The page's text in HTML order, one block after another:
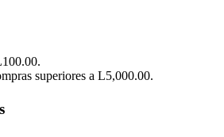
superiores a L5,000.00.